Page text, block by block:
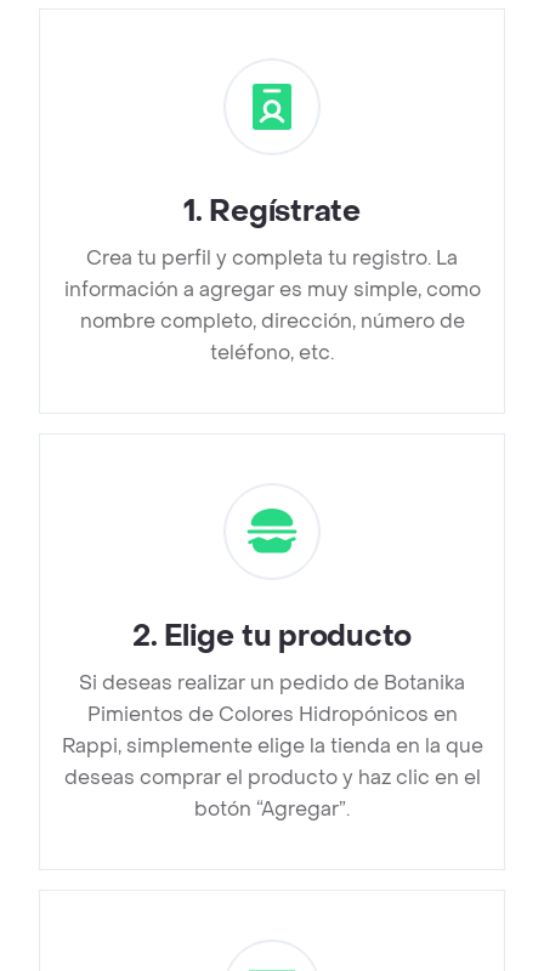
1. Regístrate
Crea tu perfil y completa tu registro. La
información a agregar es muy simple, como
nombre completo, dirección, número de
teléfono, etc.
2. Elige tu producto
Si deseas realizar un pedido de Botanika
Pimientos de Colores Hidropónicos en
Rappi, simplemente elige la tienda en la que
deseas comprar el producto y haz clic en el
botón “Agregar”.